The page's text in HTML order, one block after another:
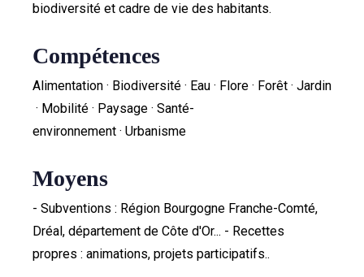
biodiversité et cadre de vie des habitants.
Compétences
Alimentation · Biodiversité · Eau · Flore · Forêt · Jardin
· Mobilité · Paysage · Santé-
environnement · Urbanisme
Moyens
- Subventions : Région Bourgogne Franche-Comté,
Dréal, département de Côte d'Or... - Recettes
propres : animations, projets participatifs..